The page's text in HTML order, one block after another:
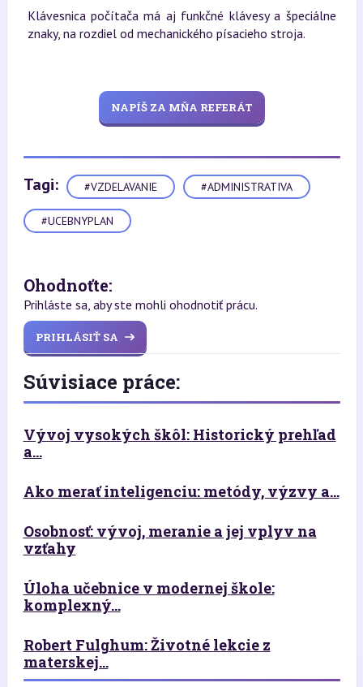
Klávesnica počítača má aj funkčné klávesy a špeciálne
znaky, na rozdiel od mechanického písacieho stroja.
NAPÍŠ ZA MŇA REFERÁT
Tagi: #VZDELAVANIE #ADMINISTRATIVA
#UCEBNYPLAN
Ohodnoťte:
Prihláste sa, aby ste mohli ohodnotiť prácu.
PRIHLÁSIŤ SA
Súvisiace práce:
Vývoj vysokých škôl: Historický prehľad
a...
Ako merať inteligenciu: metódy, výzvy a...
Osobnosť: vývoj, meranie a jej vplyv na
vzťahy
Úloha učebnice v modernej škole:
komplexný...
Robert Fulghum: Životné lekcie z
materskej...